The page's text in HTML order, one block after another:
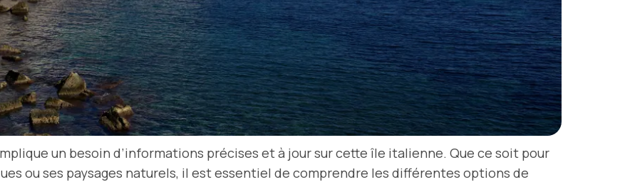
un besoin d’informations précises et à jour sur cette île italienne. Que ce soit pour
ou ses paysages naturels, il est essentiel de comprendre les différentes options de